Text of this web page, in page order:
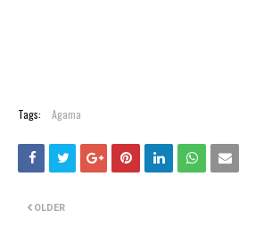
Tags: Agama
OLDER